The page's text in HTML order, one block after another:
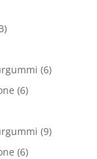
(6)
(6)
(9)
(6)